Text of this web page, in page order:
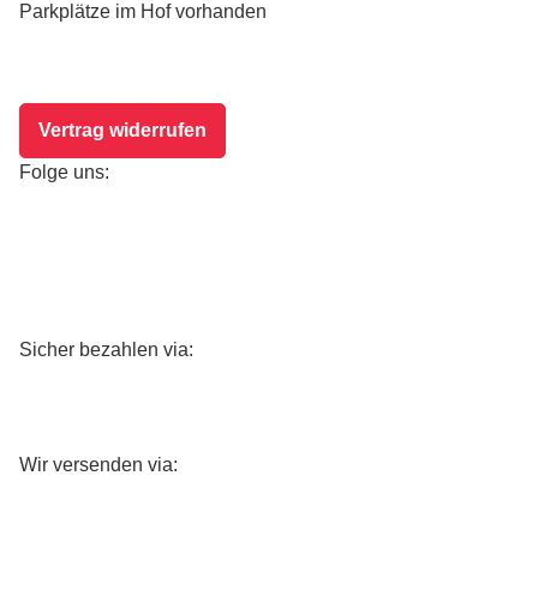
Parkplätze im Hof vorhanden
Vertrag widerrufen
Folge uns:
Sicher bezahlen via:
Wir versenden via: